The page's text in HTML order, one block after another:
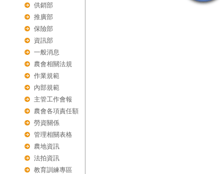
供銷部
推廣部
保險部
資訊部
一般消息
農會相關法規
作業規範
內部規範
主管工作會報
農會各項責任額
勞資關係
管理相關表格
農地資訊
法拍資訊
教育訓練專區